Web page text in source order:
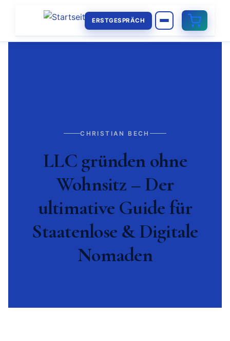
ERSTGESPRÄCH
CHRISTIAN BECH
LLC gründen ohne
Wohnsitz – Der
ultimative Guide für
Staatenlose & Digitale
Nomaden